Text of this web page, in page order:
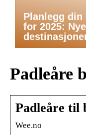
Planlegg
for 2025:
Padleåre
Padleåre til
Wee.no